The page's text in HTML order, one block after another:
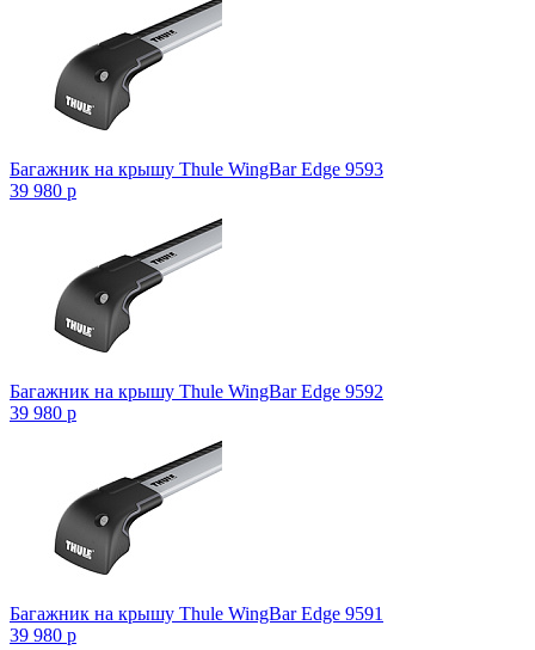
Багажник на крышу Thule WingBar Edge 9593
39 980 p
Багажник на крышу Thule WingBar Edge 9592
39 980 p
Багажник на крышу Thule WingBar Edge 9591
39 980 p